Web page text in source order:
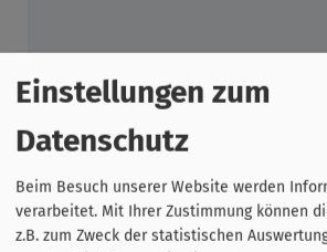
Gemeinde
Einstellungen zum
Datenschutz
Beim Besuch unserer Website werden
verarbeitet. Mit Ihrer Zustimmung können
z.B. zum Zweck der statistischen